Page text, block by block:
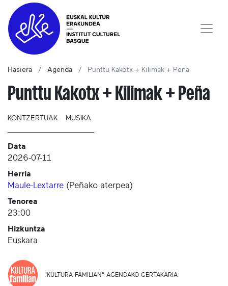
Hasiera Agenda Punttu Kakotx + Kilimak + Peña
Punttu Kakotx + Kilimak + Peña
KONTZERTUAK MUSIKA
Data
2026-07-11
Herria
Maule-Lextarre (Peñako aterpea)
Tenorea
23:00
Hizkuntza
Euskara
"KULTURA FAMILIAN" AGENDAKO GERTAKARIA